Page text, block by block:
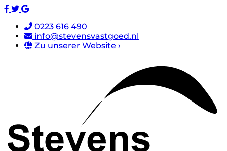
0223 616 490
info@stevensvastgoed.nl
Zu unserer Website ›